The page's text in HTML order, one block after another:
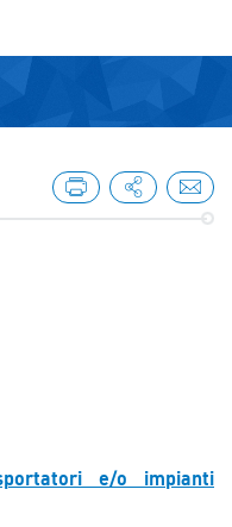
e/o impianti